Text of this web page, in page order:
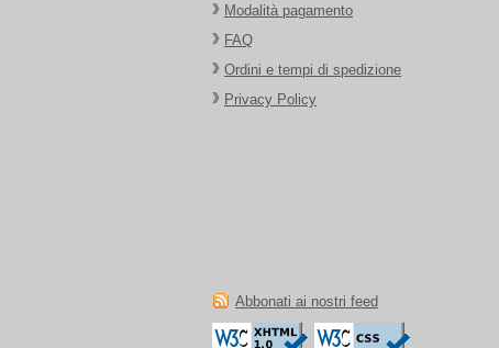
Modalità pagamento
FAQ
Ordini e tempi di spedizione
Privacy Policy
Abbonati ai nostri feed